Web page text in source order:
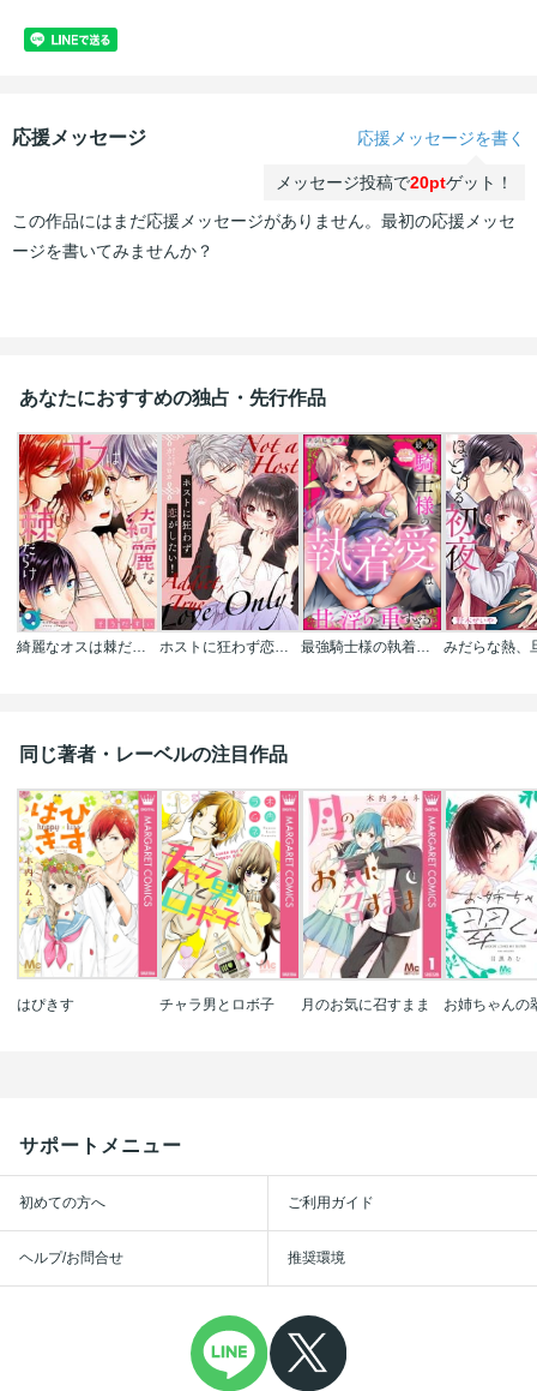
応援メッセージ 応援メッセージを書く
メッセージ投稿で20ptゲット！
この作品にはまだ応援メッセージがありません。最初の応援メッセ
ージを書いてみませんか？
あなたにおすすめの独占・先行作品
綺麗なオスは棘だらけ【フルカラー】 ホストに狂わず恋がしたい！ 最強騎士様の執着愛は甘くて淫らで重すぎる(分冊版)
同じ著者・レーベルの注目作品
はぴきす チャラ男とロボ子 月のお気に召すまま お姉ちゃんの
サポートメニュー
初めての方へ ご利用ガイド
ヘルプ/お問合せ 推奨環境